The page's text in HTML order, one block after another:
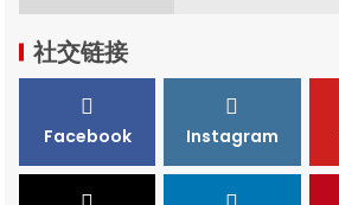
社交链接
Facebook Instagram